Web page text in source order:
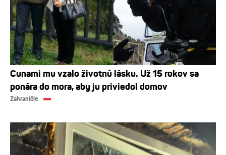
Cunami mu vzalo životnú lásku. Už 15 rokov sa
ponára do mora, aby ju priviedol domov
Zahraničie